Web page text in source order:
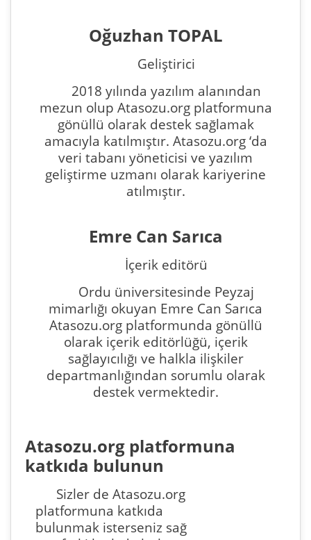
Oğuzhan TOPAL
Geliştirici
2018 yılında yazılım alanından
mezun olup Atasozu.org platformuna
gönüllü olarak destek sağlamak
amacıyla katılmıştır. Atasozu.org ‘da
veri tabanı yöneticisi ve yazılım
geliştirme uzmanı olarak kariyerine
atılmıştır.
Emre Can Sarıca
İçerik editörü
Ordu üniversitesinde Peyzaj
mimarlığı okuyan Emre Can Sarıca
Atasozu.org platformunda gönüllü
olarak içerik editörlüğü, içerik
sağlayıcılığı ve halkla ilişkiler
departmanlığından sorumlu olarak
destek vermektedir.
Atasozu.org platformuna
katkıda bulunun
Sizler de Atasozu.org
platformuna katkıda
bulunmak isterseniz sağ